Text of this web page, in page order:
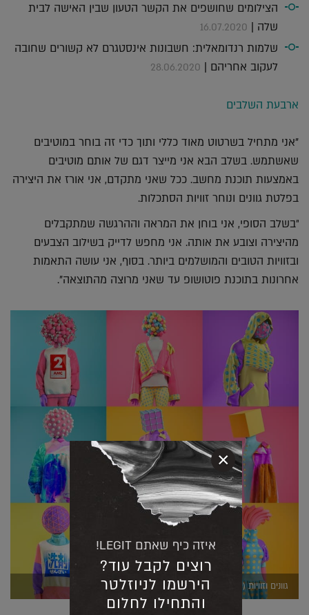
הצילומים שחושפים את הקשר הטעון שבין האישה לבית
שלה | 16.07.2020
שלמות רנדומאלית: חשבונות אינסטגרם לא קשורים שחובה
לעקוב אחריהם | 28.06.2020
ארבעת השלבים
"אני מתחיל בשרטוט מאוד כללי ותוך כדי זה בוחר במוטיבים
שאשתמש. בשלב הבא אני מייצר דגם של אותם מוטיבים
באמצעות תוכנת מחשב. ככל שאני מתקדם, אני אורז את היצירה
בפלטת גוונים ונוחר זוויות הסתכלות.
"בשלב הסופי, אני בוחן את המראה וההרגשה שמתקבלים
מהיצירה וצובע את אותה. אני מחפש לדייק בשילוב הצבעים
ובזוויות הטובים והמושלמים ביותר. בסוף, אני עושה התאמות
אחרונות בתוכנת פוטושופ עד שאני מרוצה מהתוצאה".
גוונים וזוויות (יחצ)
איזה כיף שאתם LEGIT!
רוצים לקבל עוד?
הירשמו לניוזלטר
והתחילו לחלום
×